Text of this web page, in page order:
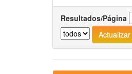
Resultados/Página